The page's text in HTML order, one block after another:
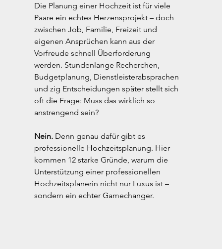
Die Planung einer Hochzeit ist für viele
Paare ein echtes Herzensprojekt – doch
zwischen Job, Familie, Freizeit und
eigenen Ansprüchen kann aus der
Vorfreude schnell Überforderung
werden. Stundenlange Recherchen,
Budgetplanung, Dienstleisterabsprachen
und zig Entscheidungen später stellt sich
oft die Frage: Muss das wirklich so
anstrengend sein?
Nein. Denn genau dafür gibt es
professionelle Hochzeitsplanung. Hier
kommen 12 starke Gründe, warum die
Unterstützung einer professionellen
Hochzeitsplanerin nicht nur Luxus ist –
sondern ein echter Gamechanger.